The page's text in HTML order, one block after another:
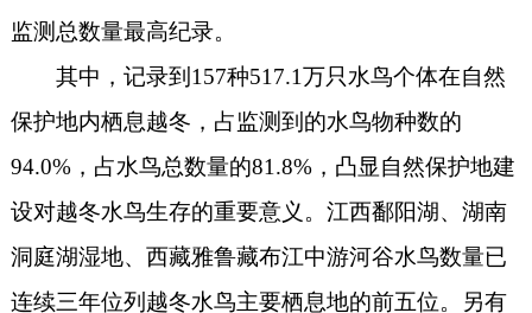
监测总数量最高纪录。
其中，记录到157种517.1万只水鸟个体在自然
保护地内栖息越冬，占监测到的水鸟物种数的
94.0%，占水鸟总数量的81.8%，凸显自然保护地建
设对越冬水鸟生存的重要意义。江西鄱阳湖、湖南
洞庭湖湿地、西藏雅鲁藏布江中游河谷水鸟数量已
连续三年位列越冬水鸟主要栖息地的前五位。另有